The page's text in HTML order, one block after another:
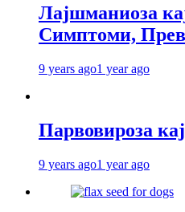
Лајшманиоза
Симптоми,
9 years ago1 year ago
Парвовироза
9 years ago1 year ago